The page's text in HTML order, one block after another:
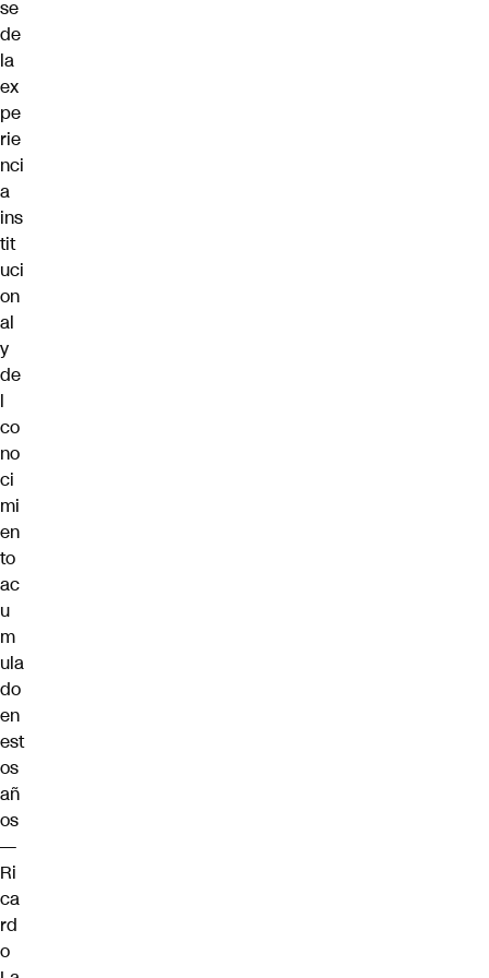
se
de
la
ex
pe
rie
nci
a
ins
tit
uci
on
al
y
de
l
co
no
ci
mi
en
to
ac
u
m
ula
do
en
est
os
añ
os
—
Ri
ca
rd
o